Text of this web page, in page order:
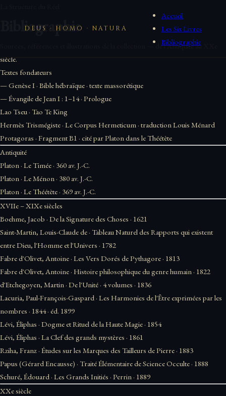
DEUS · HOMO · NATURA
Accueil
Les Six Livres
Bibliographie
Bibliographie
Sources, références et illustrations de la collection — de l'Antiquité au XXe
siècle.
Textes fondateurs
—Genèse I · Bible hébraïque · texte massorétique
—Évangile de Jean I : 1–14· Prologue
Lao Tseu · Tao Te King
Hermès Trismégiste · Le Corpus Hermeticum · traduction Louis Ménard
Protagoras · Fragment B1 · cité par Platon dans le Théétète
Antiquité
Platon · Le Timée · 360 av. J.-C.
Platon · Le Ménon · 380 av. J.-C.
Platon · Le Théétète · 369 av. J.-C.
XVIIe – XIXe siècles
Boehme, Jacob · De la Signature des Choses · 1621
Saint-Martin, Louis-Claude de · Tableau Naturel des Rapports qui existent
entre Dieu, l'Homme et l'Univers · 1782
Fabre d'Olivet, Antoine · Les Vers Dorés de Pythagore · 1813
Fabre d'Olivet, Antoine · Histoire philosophique du genre humain · 1822
d'Etchegoyen, Martin · De l'Unité · 4 volumes · 1836
Lacuria, Paul-François-Gaspard · Les Harmonies de l'Être exprimées par les
nombres · 1844· éd. 1899
Lévi, Éliphas · Dogme et Rituel de la Haute Magie · 1854
Lévi, Éliphas · La Clef des grands mystères · 1861
Rziha, Franz · Études sur les Marques des Tailleurs de Pierre · 1883
Papus (Gérard Encausse) · Traité Élémentaire de Science Occulte · 1888
Schuré, Édouard · Les Grands Initiés · Perrin · 1889
XXe siècle